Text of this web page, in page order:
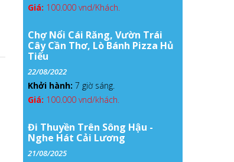
Giá: 100.000 vnd/Khách.
Chợ Nổi Cái Răng, Vườn Trái
Cây Cần Thơ, Lò Bánh Pizza Hủ
Tiếu
22/08/2022
Khởi hành: 7 giờ sáng.
Giá: 100.000 vnd/khách.
Đi Thuyền Trên Sông Hậu -
Nghe Hát Cải Lương
21/08/2025